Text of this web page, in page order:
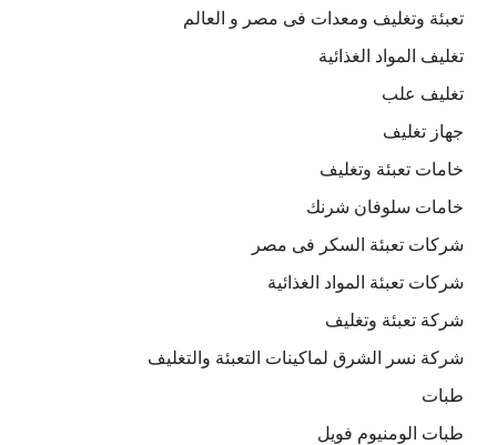
تعبئة وتغليف ومعدات فى مصر و العالم
تغليف المواد الغذائية
تغليف علب
جهاز تغليف
خامات تعبئة وتغليف
خامات سلوفان شرنك
شركات تعبئة السكر فى مصر
شركات تعبئة المواد الغذائية
شركة تعبئة وتغليف
شركة نسر الشرق لماكينات التعبئة والتغليف
طبات
طبات الومنيوم فويل